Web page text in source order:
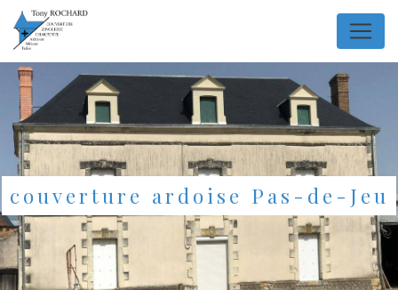
Panneau de gestion des cookies
couverture ardoise Pas-de-Jeu